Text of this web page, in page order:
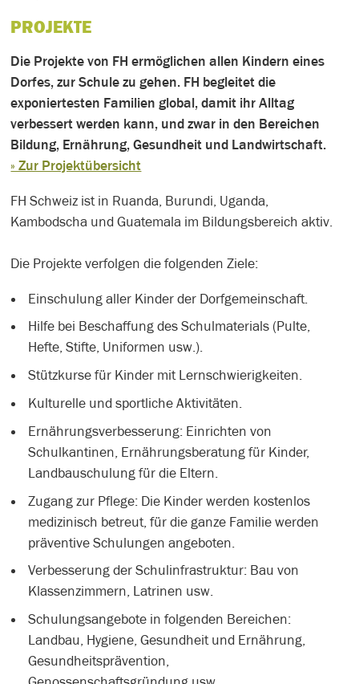
PROJEKTE
Die Projekte von FH ermöglichen allen Kindern eines
Dorfes, zur Schule zu gehen. FH begleitet die
exponiertesten Familien global, damit ihr Alltag
verbessert werden kann, und zwar in den Bereichen
Bildung, Ernährung, Gesundheit und Landwirtschaft.
» Zur Projektübersicht
FH Schweiz ist in Ruanda, Burundi, Uganda,
Kambodscha und Guatemala im Bildungsbereich aktiv.
Die Projekte verfolgen die folgenden Ziele:
Einschulung aller Kinder der Dorfgemeinschaft.
Hilfe bei Beschaffung des Schulmaterials (Pulte,
Hefte, Stifte, Uniformen usw.).
Stützkurse für Kinder mit Lernschwierigkeiten.
Kulturelle und sportliche Aktivitäten.
Ernährungsverbesserung: Einrichten von
Schulkantinen, Ernährungsberatung für Kinder,
Landbauschulung für die Eltern.
Zugang zur Pflege: Die Kinder werden kostenlos
medizinisch betreut, für die ganze Familie werden
präventive Schulungen angeboten.
Verbesserung der Schulinfrastruktur: Bau von
Klassenzimmern, Latrinen usw.
Schulungsangebote in folgenden Bereichen:
Landbau, Hygiene, Gesundheit und Ernährung,
Gesundheitsprävention,